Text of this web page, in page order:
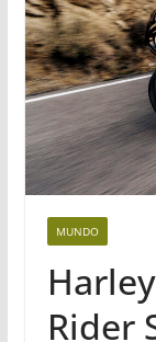
MUNDO
Rider